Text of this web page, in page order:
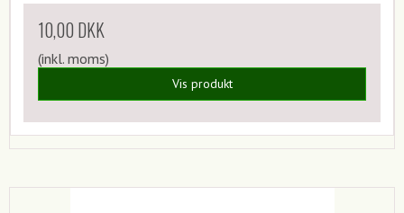
10,00 DKK
(inkl. moms)
Vis produkt